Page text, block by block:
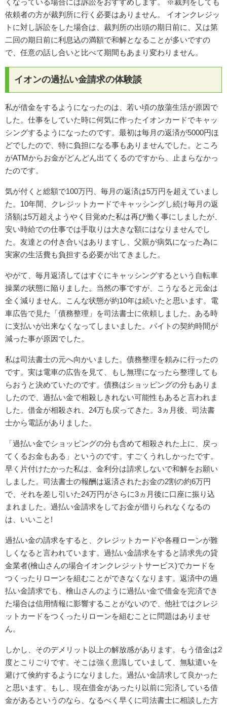
くなっている場合には訴訟をおすすめします。 ※裁判をしても
依頼者の方が裁判所に行く必要はありません。 イオンクレジッ
トに対し訴訟をした場合は、裁判所の出頭の期日前に、又は第
二回の期日前に利息込の満額で和解となることが多いですの
で、任意の話し合いと比べて期間もあまり変わりません。
イオンの過払い金請求の体験談
私が借金をするようになったのは、若い頃の放蕩生活が原因で
した。仕事をしていた時に何気に作ったイオンカードでキャッ
シングするようになったのです。最初は毎月の返済が5000円ほ
どでしたので、特に負担になる事もありませんでした。ところ
がATMからお金がどんどん出てくるのですから、止まらなかっ
たのです。
気が付くと総額で100万円、毎月の返済は5万円を超えていまし
た。10年間、クレジットカードでキャッシングし続け毎月の返
済額は5万超えようやく目覚めた私は再び働く事にしましたが、
安い時給での仕事では手取りは大きな額にはなりませんでし
た。友達との付き合いはありますし、父親が病気になった為に
実家の生活費も負担する必要が出てきました。
やがて、毎月返済してはすぐにキャッシングするという自転車
操業の状態に陥りました。当然の事ですが、こうなると元金は
全く減りません。こんな状態が約10年は続いたと思います。電
車広告で見た「債務整理」を司法書士に依頼しました。ある時
に支払いが出来なくなってしまいました。バイトの契約時間が
減った事が原因でした。
私は司法書士の元へ向かいました。債務整理を頼みに行ったの
です。実は電車の広告を見て、もし無理になったら整理しても
らおうと決めていたのです。債務はショッピングの分もありま
したので、過払い金で相殺しきれない可能性もあると言われま
した。借金が相殺され、24万も戻ってきた。3ヵ月後、司法書
士から電話がありました。
「過払い金でショッピングの分も含めて相殺された上に、戻っ
てくるお金もある」というのです。すごくうれしかったです。
早く片付けたかった私は、金利分は請求しないで和解をお願い
しました。司法書士の報酬は返済されたお金の2割の約6万円
で、それを差し引いた24万円がさらに3ヵ月後に口座に振り込
まれました。過払い金請求をしてお金が借りられなくなるの
は、いいこと!
過払い金の請求をすると、クレジットカードや各種ローンが難
しくなると言われています。過払い金請求をすると請求先の貸
金業者(檜山さんの場合イオンクレジットサービス)でカードを
つくったりローンを組むことができなくなります。返済中の過
払い金請求でも、檜山さんのように過払い金で借金を完済でき
た場合は信用情報に影響することがないので、他社ではクレジ
ットカードをつくったりローンを組むことに問題はありませ
ん。
しかし、そのデメリット以上の解放感があります。もう借金は2
度とこりごりです。そこは強く意識していまして、無駄遣いを
避けて倹約するようになりました。過払い金請求して良かった
と思います。もし、現在借金があったり以前に完済している借
金があるというのなら、なるべく早くに司法書士に相談した方